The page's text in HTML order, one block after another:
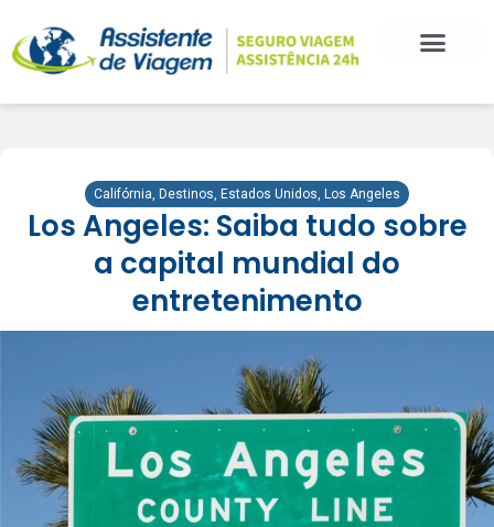
Califórnia, Destinos, Estados Unidos, Los Angeles
Los Angeles: Saiba tudo sobre
a capital mundial do
entretenimento